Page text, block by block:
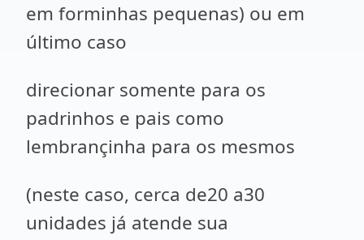
em forminhas pequenas) ou em
último caso
direcionar somente para os
padrinhos e pais como
lembrançinha para os mesmos
(neste caso, cerca de20 a30
unidades já atende sua